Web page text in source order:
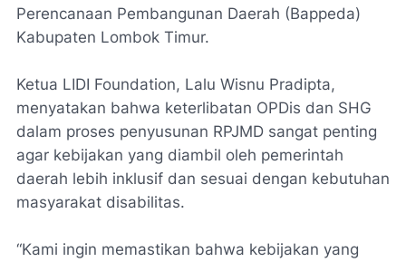
Perencanaan Pembangunan Daerah (Bappeda)
Kabupaten Lombok Timur.
Ketua LIDI Foundation, Lalu Wisnu Pradipta,
menyatakan bahwa keterlibatan OPDis dan SHG
dalam proses penyusunan RPJMD sangat penting
agar kebijakan yang diambil oleh pemerintah
daerah lebih inklusif dan sesuai dengan kebutuhan
masyarakat disabilitas.
“Kami ingin memastikan bahwa kebijakan yang